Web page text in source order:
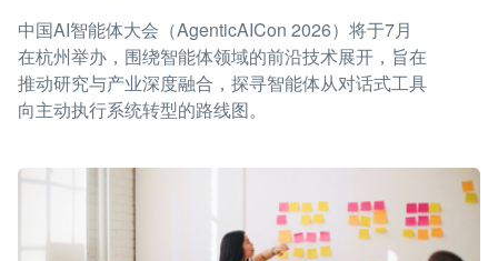
中国AI智能体大会（AgenticAICon 2026）将于7月
在杭州举办，围绕智能体领域的前沿技术展开，旨在
推动研究与产业深度融合，探寻智能体从对话式工具
向主动执行系统转型的路线图。